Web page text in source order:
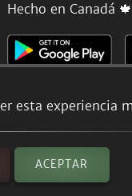
esta experiencia
ACEPTAR
Hecho en Canadá 🍁